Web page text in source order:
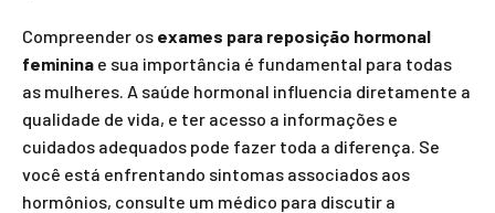
Compreender os exames para reposição hormonal
feminina e sua importância é fundamental para todas
as mulheres. A saúde hormonal influencia diretamente a
qualidade de vida, e ter acesso a informações e
cuidados adequados pode fazer toda a diferença. Se
você está enfrentando sintomas associados aos
hormônios, consulte um médico para discutir a